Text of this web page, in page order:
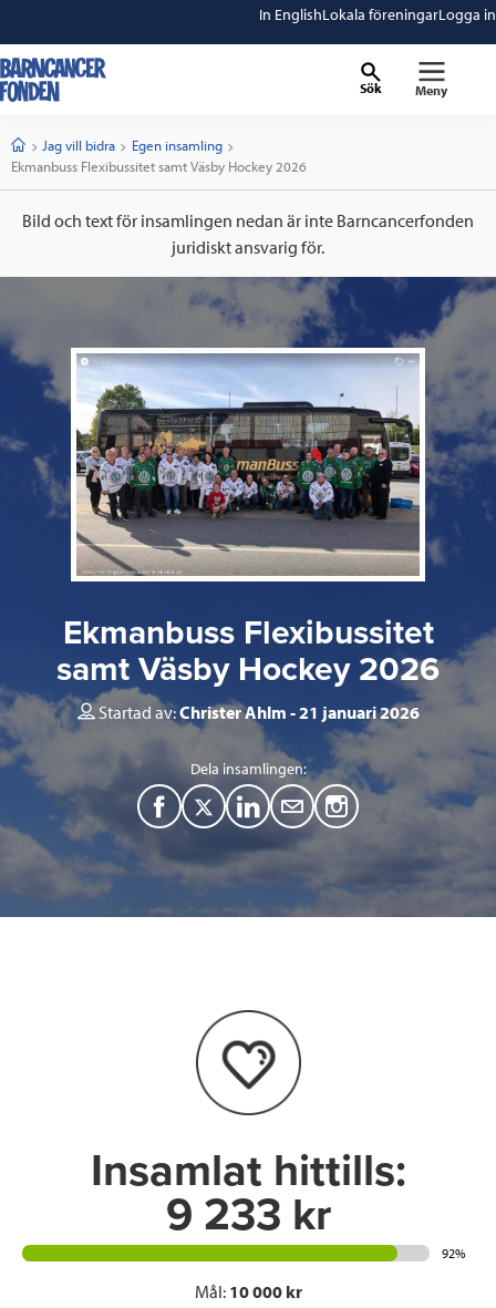
In EnglishLokala föreningarLogga in
Sök Meny
StartJag vill bidra
Egen insamling
Current:
Ekmanbuss Flexibussitet samt Väsby Hockey 2026
Bild och text för insamlingen nedan är inte Barncancerfonden
juridiskt ansvarig för.
Ekmanbuss Flexibussitet
samt Väsby Hockey 2026
Startad av:Christer Ahlm 21 januari 2026
Dela insamlingen:
F
T
e
L
i
I
n
M
Insamlat hittills:
9 233 kr
92%
Mål: 10 000 kr